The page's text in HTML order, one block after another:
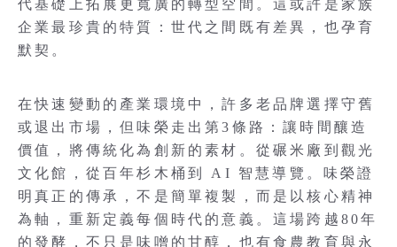
代基礎上拓展更寬廣的轉型空間。這或許是家族
企業最珍貴的特質：世代之間既有差異，也孕育
默契。
在快速變動的產業環境中，許多老品牌選擇守舊
或退出市場，但味榮走出第3條路：讓時間釀造
價值，將傳統化為創新的素材。從碾米廠到觀光
文化館，從百年杉木桶到 AI 智慧導覽。味榮證
明真正的傳承，不是簡單複製，而是以核心精神
為軸，重新定義每個時代的意義。這場跨越80年
的發酵，不只是味噌的甘醇，也有食農教育與永